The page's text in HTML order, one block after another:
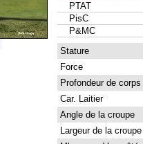
PTAT
PisC
P&MC
Stature
Force
Profondeur de corps
Car. Laitier
Angle de la croupe
Largeur de la croupe